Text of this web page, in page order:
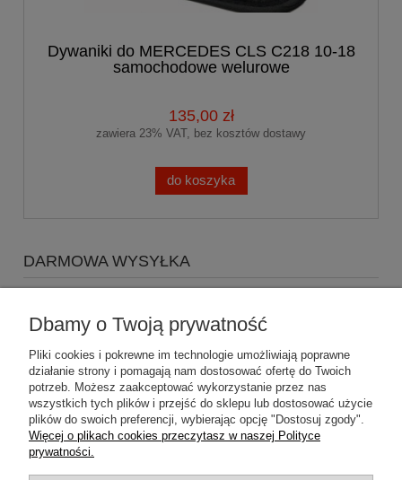
Dywaniki do MERCEDES CLS C218 10-18
samochodowe welurowe
135,00 zł
zawiera 23% VAT, bez kosztów dostawy
do koszyka
DARMOWA WYSYŁKA
wysyłki Gratis
Pomoc
Dostawa
Dbamy o Twoją prywatność
Pliki cookies i pokrewne im technologie umożliwiają poprawne
działanie strony i pomagają nam dostosować ofertę do Twoich
potrzeb. Możesz zaakceptować wykorzystanie przez nas
wszystkich tych plików i przejść do sklepu lub dostosować użycie
plików do swoich preferencji, wybierając opcję "Dostosuj zgody".
Więcej o plikach cookies przeczytasz w naszej Polityce
prywatności.